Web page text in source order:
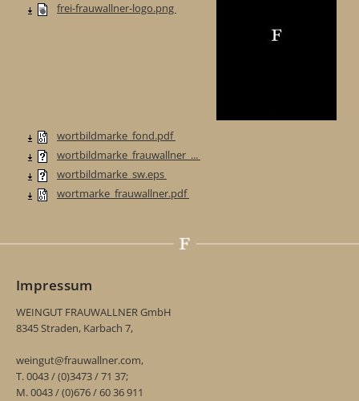
frei-frauwallner-logo.png
wortbildmarke_fond.pdf
wortbildmarke_frauwallner_...
wortbildmarke_sw.eps
wortmarke_frauwallner.pdf
Impressum
WEINGUT FRAUWALLNER GmbH
8345 Straden, Karbach 7,
weingut@frauwallner.com,
T. 0043 / (0)3473 / 71 37;
M. 0043 / (0)676 / 60 36 911